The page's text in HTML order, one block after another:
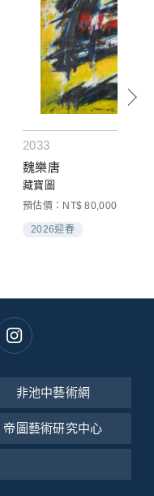
2033
魏樂唐
藏寶圖
預估價：NT$ 80,000-
2026迎春
非池中藝術網
帝圖藝術研究中心